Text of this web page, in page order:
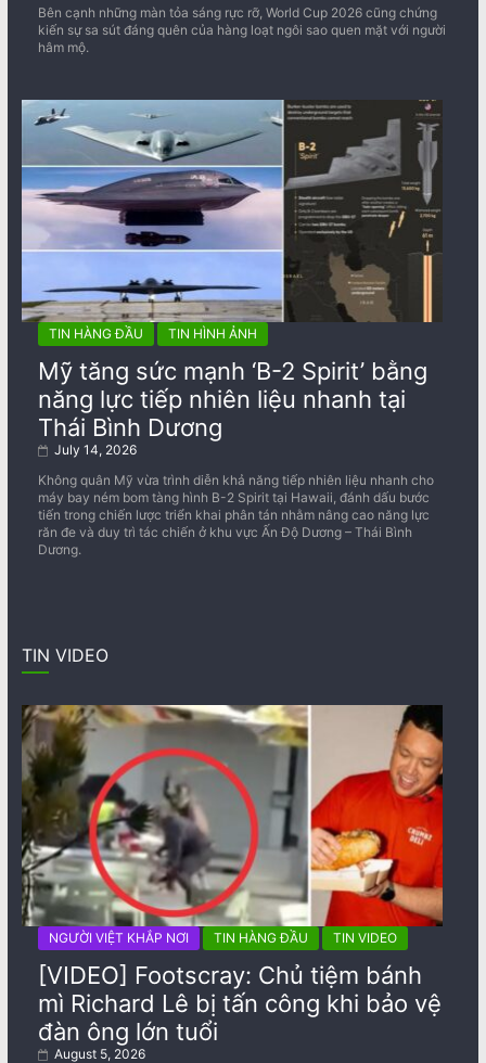
Bên cạnh những màn tỏa sáng rực rỡ, World Cup 2026 cũng chứng
kiến sự sa sút đáng quên của hàng loạt ngôi sao quen mặt với người
hâm mộ.
TIN HÀNG ĐẦU TIN HÌNH ẢNH
Mỹ tăng sức mạnh ‘B-2 Spirit’ bằng
năng lực tiếp nhiên liệu nhanh tại
Thái Bình Dương
July 14, 2026
Không quân Mỹ vừa trình diễn khả năng tiếp nhiên liệu nhanh cho
máy bay ném bom tàng hình B-2 Spirit tại Hawaii, đánh dấu bước
tiến trong chiến lược triển khai phân tán nhằm nâng cao năng lực
răn đe và duy trì tác chiến ở khu vực Ấn Độ Dương – Thái Bình
Dương.
TIN VIDEO
NGƯỜI VIỆT KHẮP NƠI TIN HÀNG ĐẦU TIN VIDEO
[VIDEO] Footscray: Chủ tiệm bánh
mì Richard Lê bị tấn công khi bảo vệ
đàn ông lớn tuổi
August 5, 2026